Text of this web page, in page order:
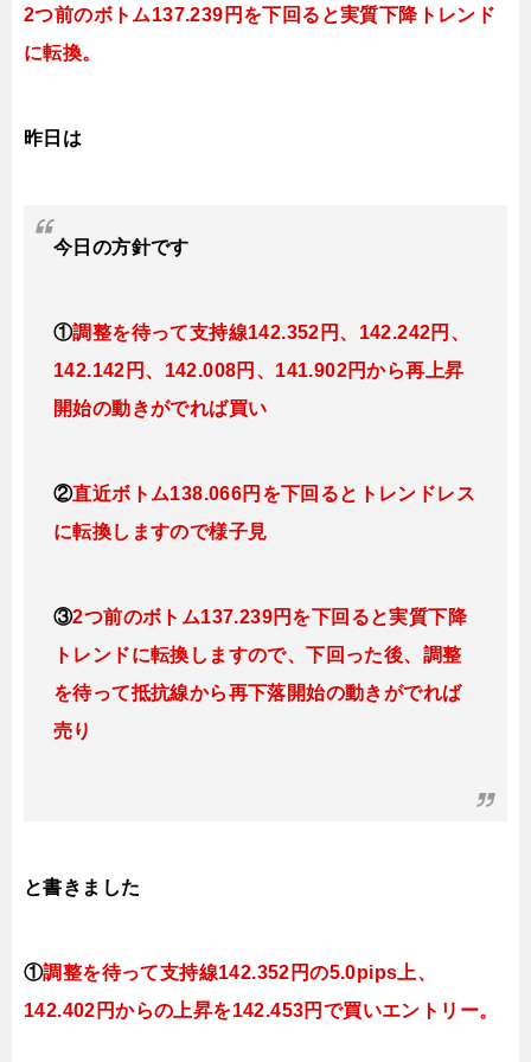
2つ前のボトム137.239円を下回ると実質下降トレンド
に転換。
昨日は
今日 の方針です
①調整を待って支持線142.352円、142.242円、
142.142円、142.008円、141.902円から再上昇
開始の動きがでれば買い
②直近ボトム138.066円を下回るとトレンドレス
に転換しますので様子見
③2つ前のボトム137.239円を下回ると実質下降
トレンドに転換しますので、下回った後、調整
を待って抵抗線から再下落開始の動きがでれば
売り
と書きました
①調整を待って支持線142.352円の5.0pips上、
142.402円からの上昇を142.453円で買いエントリー。